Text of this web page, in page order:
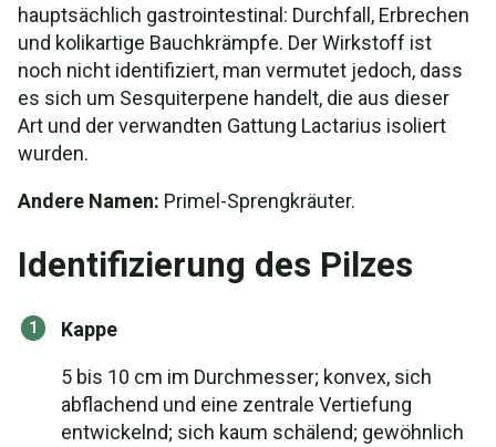
hauptsächlich gastrointestinal: Durchfall, Erbrechen
und kolikartige Bauchkrämpfe. Der Wirkstoff ist
noch nicht identifiziert, man vermutet jedoch, dass
es sich um Sesquiterpene handelt, die aus dieser
Art und der verwandten Gattung Lactarius isoliert
wurden.
Andere Namen: Primel-Sprengkräuter.
Identifizierung des Pilzes
Kappe
5 bis 10 cm im Durchmesser; konvex, sich
abflachend und eine zentrale Vertiefung
entwickelnd; sich kaum schälend; gewöhnlich